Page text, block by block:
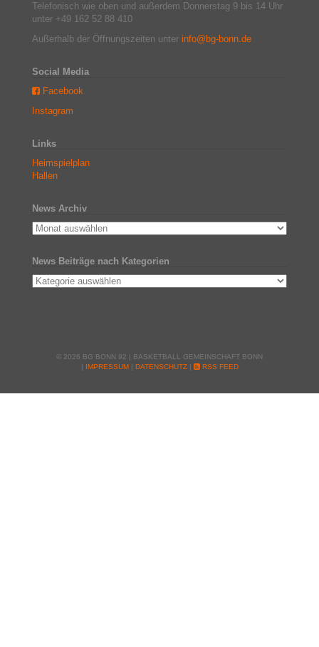
Telefonisch wie oben und außerdem Donnerstag 9 bis 14 Uhr
unter +49 162 52 88 410
Außerhalb der Öffnungszeiten unter info@bg-bonn.de
Social Media
Facebook
Instagram
Links
Heimspielplan
Hallen
News Archiv
News Beiträge nach Kategorien
© 2026 BG BONN 92 | BASKETBALL GEMEINSCHAFT BONN
| IMPRESSUM| DATENSCHUTZ| RSS FEED